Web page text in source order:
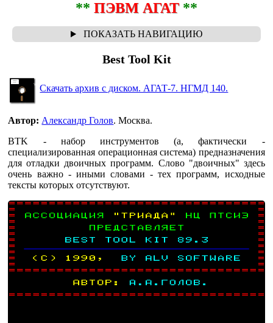
** ПЭВМ АГАТ**
Best Tool Kit
Скачать архив с диском. АГАТ-7. НГМД 140.
Автор: Александр Голов. Москва.
BTK - набор инструментов (а, фактически -
специализированная операционная система) предназначения
для отладки двоичных программ. Слово "двоичных" здесь
очень важно - иными словами - тех программ, исходные
тексты которых отсутствуют.